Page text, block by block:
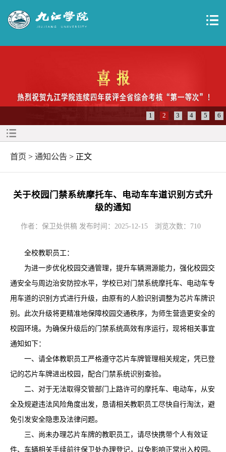
1 2 3 4 5 6
首页 > 通知公告 > 正文
关于校园门禁系统摩托车、电动车车道识别方式升
级的通知
作者：保卫处供稿 发布时间：2025-12-15 浏览次数： 710
全校教职员工：
为进一步优化校园交通管理，提升车辆溯源能力，强化校园交
通安全与周边治安防控水平，学校已对门禁系统摩托车、电动车专
用车道的识别方式进行升级，由原有的人脸识别调整为芯片车牌识
别。此次升级将更精准地保障校园交通秩序，为师生营造更安全的
校园环境。为确保升级后的门禁系统高效有序运行，现将相关事宜
通知如下：
一、请全体教职员工严格遵守芯片车牌管理相关规定，凭已登
记的芯片车牌进出校园，配合门禁系统识别查验。
二、对于无法取得交管部门上路许可的摩托车、电动车，从安
全及规避违法风险角度出发，恳请相关教职员工尽快自行淘汰，避
免引发安全隐患及法律问题。
三、尚未办理芯片车牌的教职员工，请尽快携带个人有效证
件、车辆相关手续前往保卫处办理登记，以免影响正常出入校园。